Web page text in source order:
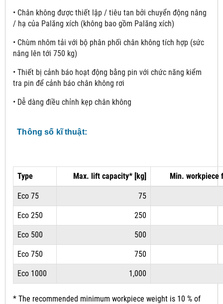
• Chân không được thiết lập / tiêu tan bởi chuyển động nâng
/ hạ của Palăng xích (không bao gồm Palăng xích)
• Chùm nhôm tải với bộ phân phối chân không tích hợp (sức
nâng lên tới 750 kg)
• Thiết bị cảnh báo hoạt động bằng pin với chức năng kiểm
tra pin để cảnh báo chân không rơi
• Dễ dàng điều chỉnh kẹp chân không
Thông số kĩ thuật:
Type Max. lift capacity* [kg] Min. workpiece
Eco 75 75
Eco 250 250
Eco 500 500
Eco 750 750
Eco 1000 1,000
* The recommended minimum workpiece weight is 10 % of